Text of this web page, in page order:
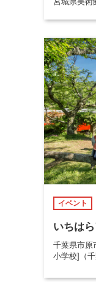
イベント
いちは
千葉県市原
小学校]（